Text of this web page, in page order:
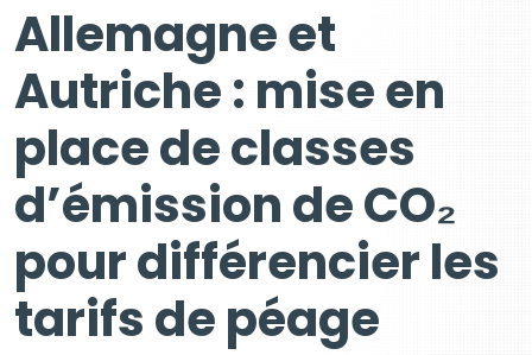
Allemagne et
Autriche : mise en
place de classes
d’émission de CO₂
pour différencier les
tarifs de péage